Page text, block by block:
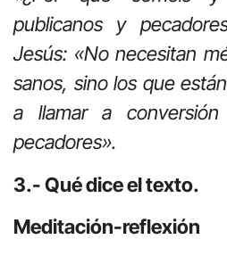
publicanos y
Jesús: «No necesitan
sanos, sino los que
a llamar a
pecadores».
3.- Qué dice el texto.
Meditación-reflexión